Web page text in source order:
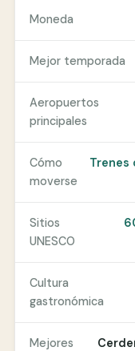
Moneda
Mejor temporada
Aeropuertos
principales
Cómo
moverse
Trenes
Sitios
UNESCO
Cultura
gastronómica
Mejores